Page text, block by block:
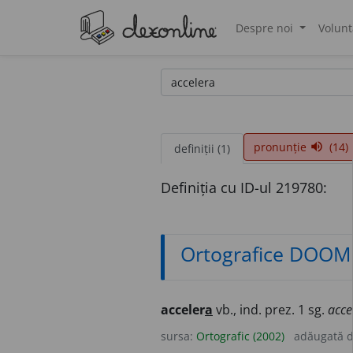
Despre noi
definiții (1) pronunție volume_up (14)
Definiția cu ID-ul 219780:
Ortografice DOOM
accelera vb., ind. prez. 1 sg.
sursa: Ortografic (2002) adăugată